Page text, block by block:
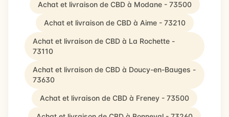
Achat et livraison de CBD à Modane - 73500
Achat et livraison de CBD à Aime - 73210
Achat et livraison de CBD à La Rochette -
73110
Achat et livraison de CBD à Doucy-en-Bauges -
73630
Achat et livraison de CBD à Freney - 73500